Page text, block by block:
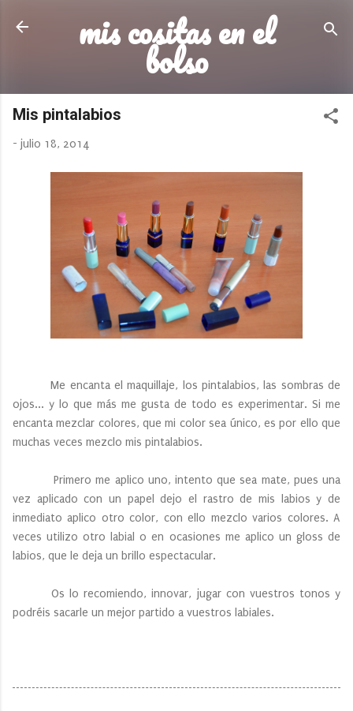
Ir al contenido principal
mis cositas en el
bolso
Mis pintalabios
- julio 18, 2014
Me encanta el maquillaje, los pintalabios, las sombras de
ojos... y lo que más me gusta de todo es experimentar. Si me
encanta mezclar colores, que mi color sea único, es por ello que
muchas veces mezclo mis pintalabios.
Primero me aplico uno, intento que sea mate, pues una
vez aplicado con un papel dejo el rastro de mis labios y de
inmediato aplico otro color, con ello mezclo varios colores. A
veces utilizo otro labial o en ocasiones me aplico un gloss de
labios, que le deja un brillo espectacular.
Os lo recomiendo, innovar, jugar con vuestros tonos y
podréis sacarle un mejor partido a vuestros labiales.